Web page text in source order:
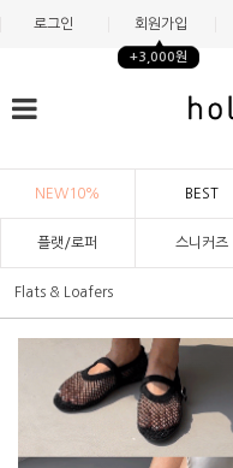
로그인 회원가입
+3,000원
NEW10% BEST
플랫/로퍼 스니커즈
Flats & Loafers